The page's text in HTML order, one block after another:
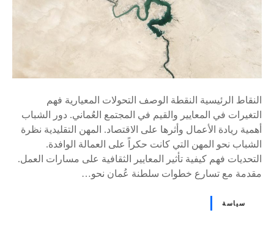
النقاط الرئيسية النقطة الوصف التحولات المعيارية فهم
التغيرات في المعايير والقيم في المجتمع العُماني. دور الشباب
أهمية ريادة الأعمال وأثرها على الاقتصاد. المهن التقليدية نظرة
الشباب نحو المهن التي كانت حكراً على العمالة الوافدة.
التحديات فهم كيفية تأثير المعايير الثقافية على مسارات العمل.
مقدمة مع تسارع خطوات سلطنة عُمان نحو…
سياسة